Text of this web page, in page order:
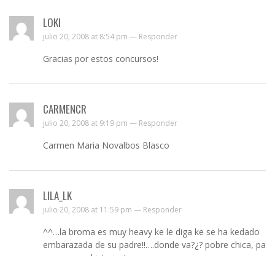
LOKI
julio 20, 2008 at 8:54 pm — Responder
Gracias por estos concursos!
CARMENCR
julio 20, 2008 at 9:19 pm — Responder
Carmen Maria Novalbos Blasco
LILA_LK
julio 20, 2008 at 11:59 pm — Responder
^^…la broma es muy heavy ke le diga ke se ha kedado
embarazada de su padre!!….donde va?¿? pobre chica, pa